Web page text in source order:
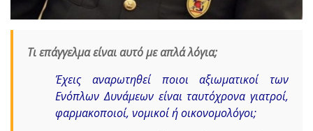
Τι επάγγελμα είναι αυτό με απλά λόγια;
Έχεις αναρωτηθεί ποιοι αξιωματικοί των
Ενόπλων Δυνάμεων είναι ταυτόχρονα γιατροί,
φαρμακοποιοί, νομικοί ή οικονομολόγοι;